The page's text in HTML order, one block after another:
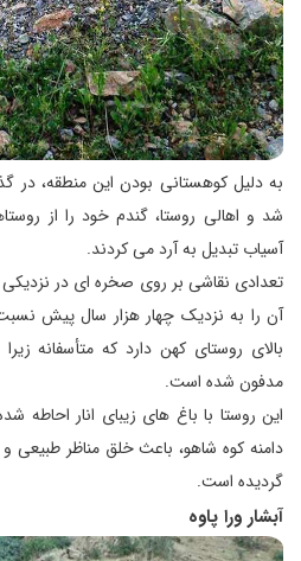
به دلیل کوهستانی بودن این منطقه، در
شد و اهالی روستا، گندم خود را از
آسیاب تبدیل به آرد می کردند.
تعدادی نقاشی بر روی صخره ای در
آن را به نزدیک چهار هزار سال پیش
بالای روستای کهن دارد که متأسفانه
مدفون شده است.
این روستا با باغ های زیبای انار احاطه
دامنه کوه شاهو، باعث خلق مناظر طبیعی و
گردیده است.
آبشار ورا پاوه